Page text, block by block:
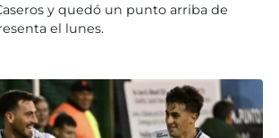
y quedó un punto arriba de
el lunes.